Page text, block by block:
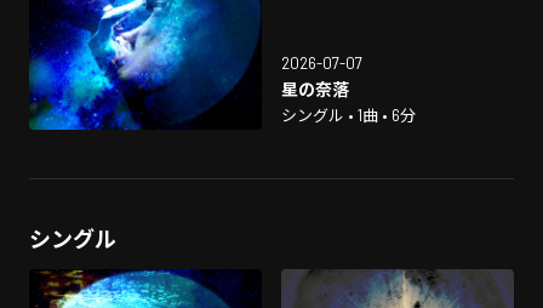
2026-07-07
星の奈落
シングル • 1曲 • 6分
シングル